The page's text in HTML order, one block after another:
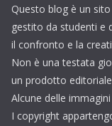
Questo blog è un
gestito da studenti e
il confronto e la
Non è una testata
un prodotto
Alcune delle
I copyright